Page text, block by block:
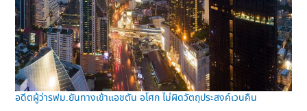
อดีตผู้ว่ารฟม.ยันทางเข้าแอชตัน อโศก ไม่ผิดวัตถุประสงค์เวนคืน